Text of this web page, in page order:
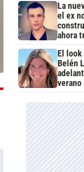
La
el ex
ahora
El look
Belén
verano